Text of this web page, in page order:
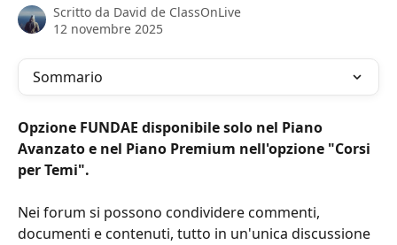
Scritto da David de ClassOnLive
12 novembre 2025
Sommario
Opzione FUNDAE disponibile solo nel Piano
Avanzato e nel Piano Premium nell'opzione "Corsi
per Temi".
Nei forum si possono condividere commenti,
documenti e contenuti, tutto in un'unica discussione